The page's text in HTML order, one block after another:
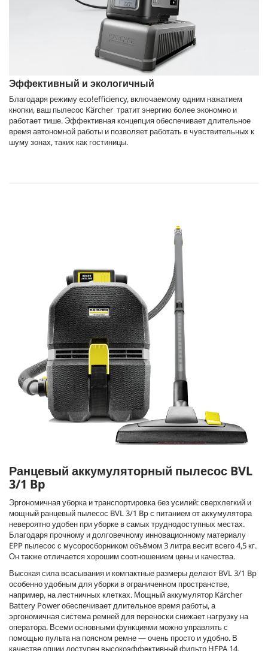
Эффективный и экологичный
Благодаря режимуeco!efficiency, включаемому одним нажатием
кнопки, ваш пылесос Kärcher тратит энергию более экономно и
работает тише. Эффективная концепция обеспечивает длительное
время автономной работы и позволяет работать в чувствительных к
шуму зонах, таких как гостиницы.
Ранцевый аккумуляторный пылесос BVL
3/1 Bp
Эргономичная уборка и транспортировка без усилий: сверхлегкий и
мощный ранцевый пылесос BVL 3/1 Bp с питанием от аккумулятора
невероятно удобен при уборке в самых труднодоступных местах.
Благодаря прочному и долговечному инновационному материалу
EPP пылесос с мусоросборником объёмом 3 литра весит всего 4,5 кг.
Он также отличается хорошим соотношением цены и качества.
Высокая сила всасывания и компактные размеры делают BVL 3/1 Bp
особенно удобным для уборки в ограниченном пространстве,
например, на лестничных клетках. Мощный аккумулятор Kärcher
Battery Power обеспечивает длительное время работы, а
эргономичная система ремней для переноски снижает нагрузку на
оператора. Всеми основными функциями можно управлять с
помощью пульта на поясном ремне — очень просто и удобно. В
качестве опции доступен высокоэффективный фильтр HEPA 14.